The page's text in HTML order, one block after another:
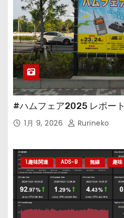
#ハムフェア2025 レポート
1月 9, 2026 Rurineko
1.趣味関連 ADS-B 無線 趣味